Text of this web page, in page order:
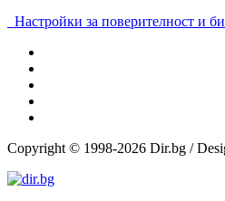
Настройки за поверителност и
Copyright © 1998-2026 Dir.bg /